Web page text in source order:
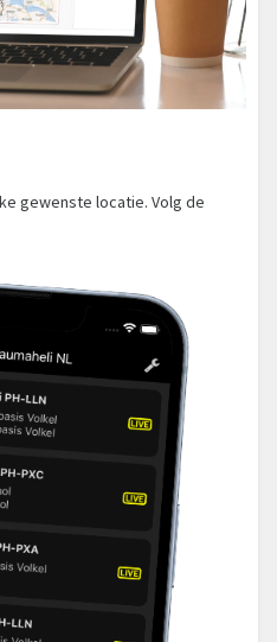
gewenste locatie. Volg de